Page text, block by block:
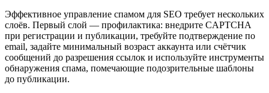
Эффективное управление спамом для SEO требует нескольких
слоёв. Первый слой — профилактика: внедрите CAPTCHA
при регистрации и публикации, требуйте подтверждение по
email, задайте минимальный возраст аккаунта или счётчик
сообщений до разрешения ссылок и используйте инструменты
обнаружения спама, помечающие подозрительные шаблоны
до публикации.